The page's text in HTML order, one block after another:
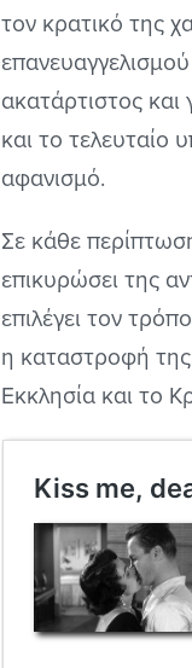
τον κρατικό της
ακατάρτιστος
και το τελευταίο
αφανισμό.
Σε κάθε
επικυρώσει της
επιλέγει τον
η καταστροφή
Εκκλησία και το